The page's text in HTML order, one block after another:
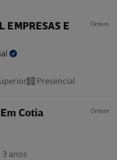
EMPRESAS E
Ontem
Presencial
Cotia Ontem
3 anos